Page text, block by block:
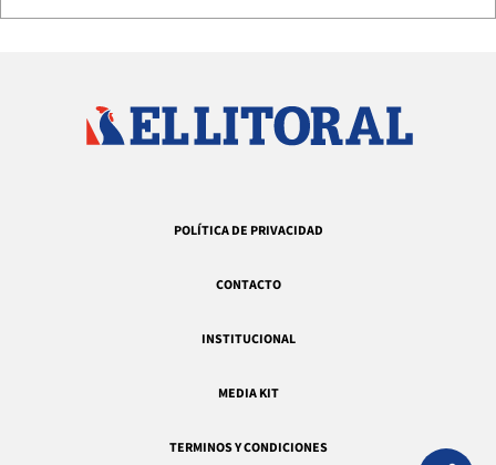
POLÍTICA DE PRIVACIDAD
CONTACTO
INSTITUCIONAL
MEDIA KIT
TERMINOS Y CONDICIONES